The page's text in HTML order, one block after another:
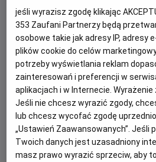
Psi Patrol i dinozaury -
Dołącz do dzielnych bohaterów
największej misji ratunkowej w
jeśli wyrazisz zgodę klikając
353 Zaufani Partnerzy będą
osobowe takie jak adresy IP, adresy
plików cookie do celów
potrzeby wyświetlania reklam
zainteresowań i preferencji w
aplikacjach i w Internecie. Wyrażenie
Jeśli nie chcesz wyrazić zgody,
lub chcesz wycofać zgodę
„Ustawień Zaawansowanych”. Jeśli
Twoich danych jest uzasadniony
masz prawo wyrazić sprzeciw, aby